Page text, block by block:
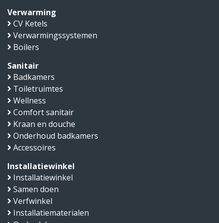
Verwarming
CV Ketels
Verwarmingssystemen
Boilers
Sanitair
Badkamers
Toiletruimtes
Wellness
Comfort sanitair
Kraan en douche
Onderhoud badkamers
Accessoires
Installatiewinkel
Installatiewinkel
Samen doen
Verfwinkel
Installatiematerialen